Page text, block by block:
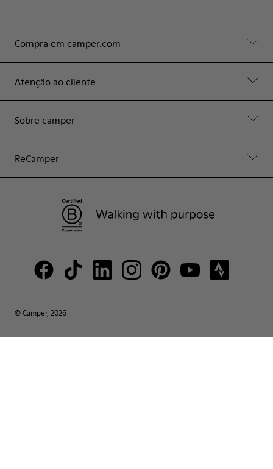
Compra em camper.com
Atenção ao cliente
Sobre camper
ReCamper
© Camper, 2026